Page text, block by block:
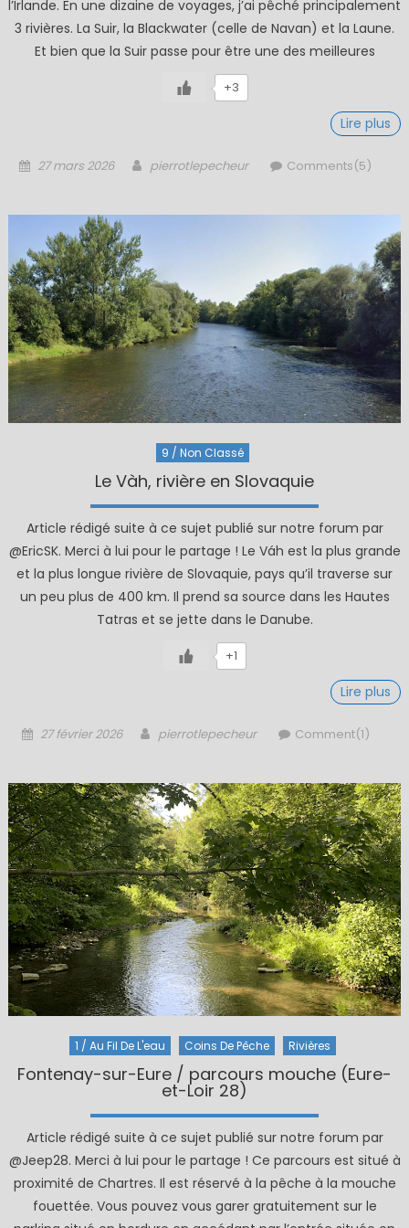
l’Irlande. En une dizaine de voyages, j’ai pêché principalement
3 rivières. La Suir, la Blackwater (celle de Navan) et la Laune.
Et bien que la Suir passe pour être une des meilleures
+3
Lire plus
Posted
27 mars 2026 Author
pierrotlepecheur Comments(5)
9 / Non Classé
Le Vàh, rivière en Slovaquie
Article rédigé suite à ce sujet publié sur notre forum par
@EricSK. Merci à lui pour le partage ! Le Váh est la plus grande
et la plus longue rivière de Slovaquie, pays qu’il traverse sur
un peu plus de 400 km. Il prend sa source dans les Hautes
Tatras et se jette dans le Danube.
+1
Lire plus
Posted
27 février 2026 Author
pierrotlepecheur Comment(1)
1 / Au Fil De L'eau Coins De Pêche Rivières
Fontenay-sur-Eure / parcours mouche (Eure-
et-Loir 28)
Article rédigé suite à ce sujet publié sur notre forum par
@Jeep28. Merci à lui pour le partage ! Ce parcours est situé à
proximité de Chartres. Il est réservé à la pêche à la mouche
fouettée. Vous pouvez vous garer gratuitement sur le